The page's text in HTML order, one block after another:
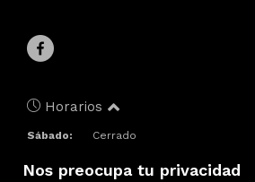
Nos preocupa tu privacidad
Horarios
Sábado:
Cerrado
Lunes:
9:30 – 14:00, 16:00 – 20:00